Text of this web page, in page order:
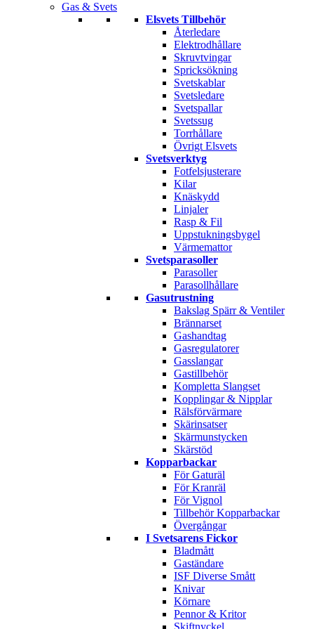
Gas & Svets
Elsvets Tillbehör
Återledare
Elektrodhållare
Skruvtvingar
Spricksökning
Svetskablar
Svetsledare
Svetspallar
Svetssug
Torrhållare
Övrigt Elsvets
Svetsverktyg
Fotfelsjusterare
Kilar
Knäskydd
Linjaler
Rasp & Fil
Uppstukningsbygel
Värmemattor
Svetsparasoller
Parasoller
Parasollhållare
Gasutrustning
Bakslag Spärr & Ventiler
Brännarset
Gashandtag
Gasregulatorer
Gasslangar
Gastillbehör
Kompletta Slangset
Kopplingar & Nipplar
Rälsförvärmare
Skärinsatser
Skärmunstycken
Skärstöd
Kopparbackar
För Gaturäl
För Kranräl
För Vignol
Tillbehör Kopparbackar
Övergångar
I Svetsarens Fickor
Bladmått
Gaständare
ISF Diverse Smått
Knivar
Körnare
Pennor & Kritor